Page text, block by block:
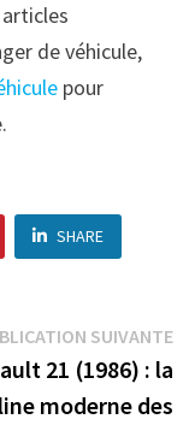
de véhicule,
pour
SHARE
SUIVANTE
21 (1986) : la
moderne des